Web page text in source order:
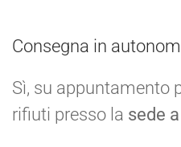
Consegna in
Sì, su appuntamento
rifiuti presso la sede